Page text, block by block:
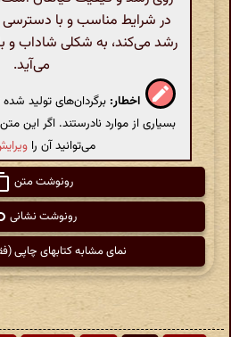
در شرایط مناسب و با
رشد می‌کند، به شکلی شاداب و
می‌آید.
اخطار: برگردان‌های تولید
بسیاری از موارد نادرستند. اگر این
می‌توانید آن را
رونوشت متن
رونوشت نشانی
نمای مشابه کتابهای چاپی